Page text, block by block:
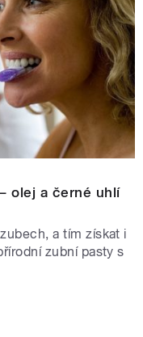
olej a černé uhlí
a tím získat i
zubní pasty s